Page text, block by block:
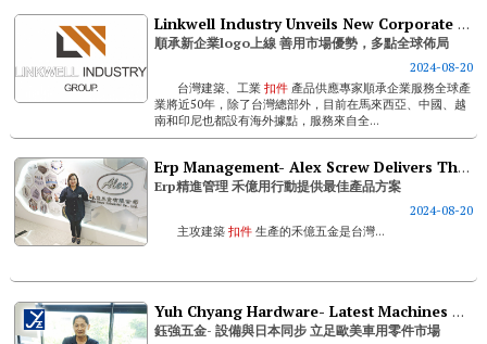
Linkwell Industry Unveils New Corporate Logo; Expanding Global Presence With Market Strengths
順承新企業logo上線 善用市場優勢，多點全球佈局
2024-08-20
台灣建築、工業 扣件 產品供應專家順承企業服務全球產
業將近50年，除了台灣總部外，目前在馬來西亞、中國、越
南和印尼也都設有海外據點，服務來自全...
Erp Management- Alex Screw Delivers The Best Product Solutions
Erp精進管理 禾億用行動提供最佳產品方案
2024-08-20
主攻建築 扣件生產的禾億五金是台灣...
Yuh Chyang Hardware- Latest Machines From Japan And Firm Presence In European And U.s. Auto Parts Market
鈺強五金- 設備與日本同步 立足歐美車用零件市場